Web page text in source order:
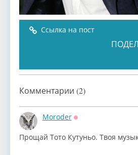
Ссылка на пост
Комментарии (2)
Moroder
Прощай Тото Кутуньо. Твоя